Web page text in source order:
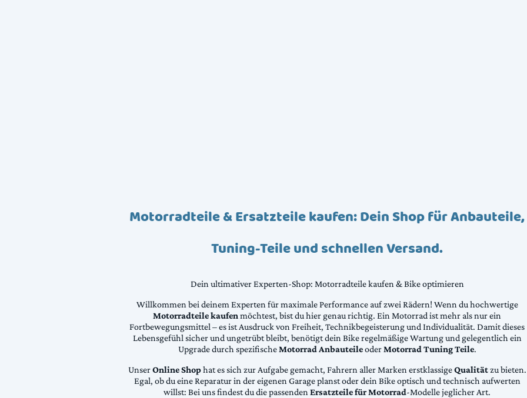
Motorradteile & Ersatzteile kaufen: Dein Shop für Anbauteile,
Tuning-Teile und schnellen Versand.
Dein ultimativer Experten-Shop: Motorradteile kaufen & Bike optimieren
Willkommen bei deinem Experten für maximale Performance auf zwei Rädern! Wenn du hochwertige
Motorradteile kaufenmöchtest, bist du hier genau richtig. Ein Motorrad ist mehr als nur ein
Fortbewegungsmittel – es ist Ausdruck von Freiheit, Technikbegeisterung und Individualität. Damit dieses
Lebensgefühl sicher und ungetrübt bleibt, benötigt dein Bike regelmäßige Wartung und gelegentlich ein
Upgrade durch spezifischeMotorrad AnbauteileoderMotorrad Tuning Teile.
UnserOnline Shophat es sich zur Aufgabe gemacht, Fahrern aller Marken erstklassigeQualitätzu bieten.
Egal, ob du eine Reparatur in der eigenen Garage planst oder dein Bike optisch und technisch aufwerten
willst: Bei uns findest du die passendenErsatzteile für Motorrad-Modelle jeglicher Art.